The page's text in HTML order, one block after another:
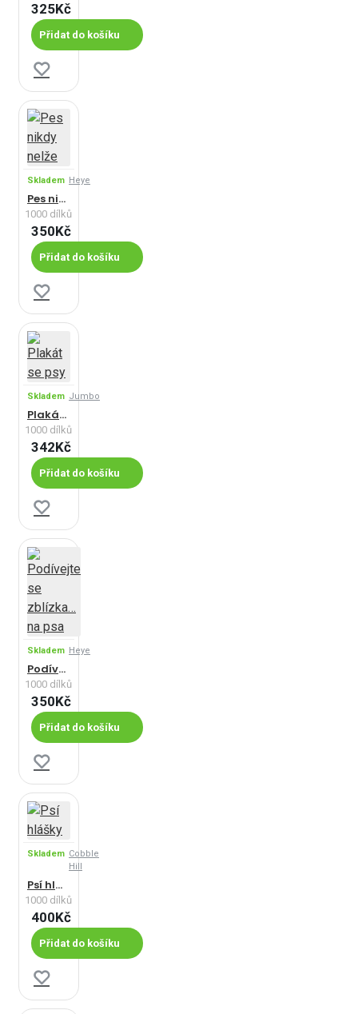
325Kč
Přidat do košíku
Skladem Heye
Pes nikdy nelže
1000 dílků
350Kč
Přidat do košíku
Skladem Jumbo
Plakát se psy
1000 dílků
342Kč
Přidat do košíku
Skladem Heye
Podívejte se zblízka… na psa
1000 dílků
350Kč
Přidat do košíku
Skladem Cobble
Hill
Psí hlášky
1000 dílků
400Kč
Přidat do košíku